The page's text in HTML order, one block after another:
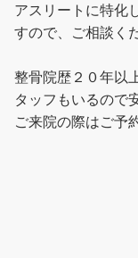
アスリートに特化
すので、ご相談く
整骨院歴２０年以
タッフもいるので
ご来院の際はご予